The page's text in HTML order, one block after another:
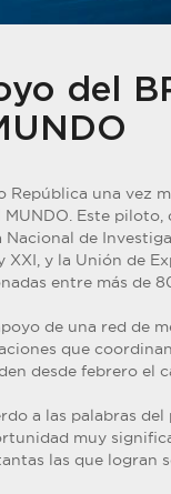
del
República una vez
MUNDO. Este
Nacional de
XXI, y la Unión de
entre más de
de una red de
que
desde febrero el
a las palabras
muy
las que logran